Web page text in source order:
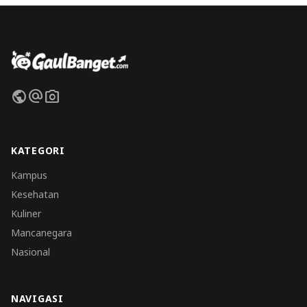
publicalternate_emailphoto_camera
KATEGORI
Kampus
Kesehatan
Kuliner
Mancanegara
Nasional
NAVIGASI